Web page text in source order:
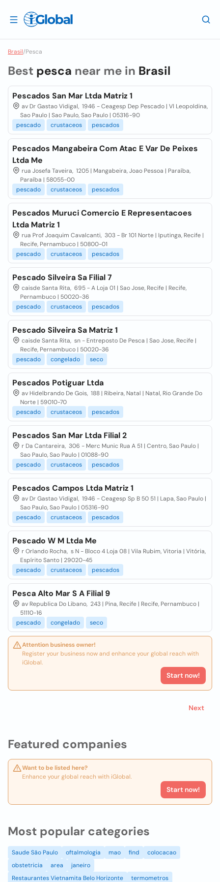
Brasil/Pesca
Featured companies
Want to be listed here?
Enhance your global reach with iGlobal.
Start now!
Best pesca near me in Brasil
Pescados San Mar Ltda Matriz 1
av Dr Gastao Vidigal, 1946 - Ceagesp Dep Pescado | Vl Leopoldina,
Sao Paulo | Sao Paulo, Sao Paulo | 05316-90
pescado
crustaceos pescados
Pescados Mangabeira Com Atac E Var De Peixes
Ltda Me
rua Josefa Taveira, 1205 | Mangabeira, Joao Pessoa | Paraíba,
Paraíba | 58055-00
pescado
crustaceos pescados
Pescados Muruci Comercio E Representacoes
Ltda Matriz 1
rua Prof Joaquim Cavalcanti, 303 - Br 101 Norte | Iputinga, Recife |
Recife, Pernambuco | 50800-01
pescado
crustaceos pescados
Pescado Silveira Sa Filial 7
caisde Santa Rita, 695 - A Loja 01 | Sao Jose, Recife | Recife,
Pernambuco | 50020-36
pescado
crustaceos pescados
Pescado Silveira Sa Matriz 1
caisde Santa Rita, sn - Entreposto De Pesca | Sao Jose, Recife |
Recife, Pernambuco | 50020-36
pescado
congelado seco
Pescados Potiguar Ltda
av Hidelbrando De Gois, 188 | Ribeira, Natal | Natal, Rio Grande Do
Norte | 59010-70
pescado
crustaceos pescados
Pescados San Mar Ltda Filial 2
r Da Cantareira, 306 - Merc Munic Rua A 51 | Centro, Sao Paulo |
Sao Paulo, Sao Paulo | 01088-90
pescado
crustaceos pescados
Pescados Campos Ltda Matriz 1
av Dr Gastao Vidigal, 1946 - Ceagesp Sp B 50 51 | Lapa, Sao Paulo |
Sao Paulo, Sao Paulo | 05316-90
pescado
crustaceos pescados
Pescado W M Ltda Me
r Orlando Rocha, s N - Bloco 4 Loja 08 | Vila Rubim, Vitoria | Vitória,
Espírito Santo | 29020-45
pescado
crustaceos pescados
Pesca Alto Mar S A Filial 9
av Republica Do Libano, 243 | Pina, Recife | Recife, Pernambuco |
51110-16
pescado
congelado seco
Attention business owner!
Register your business now and enhance your global reach with
iGlobal.
Start now!
Next
Most popular categories
Saude São Paulo oftalmologia mao find
colocacao
obstetricia
area
janeiro
Restaurantes Vietnamita Belo Horizonte
termometros